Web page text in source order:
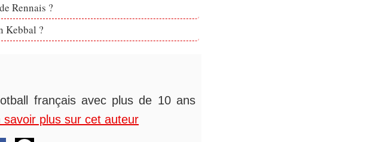
Rennais ?
Kebbal ?
français avec plus de 10 ans
savoir plus sur cet auteur